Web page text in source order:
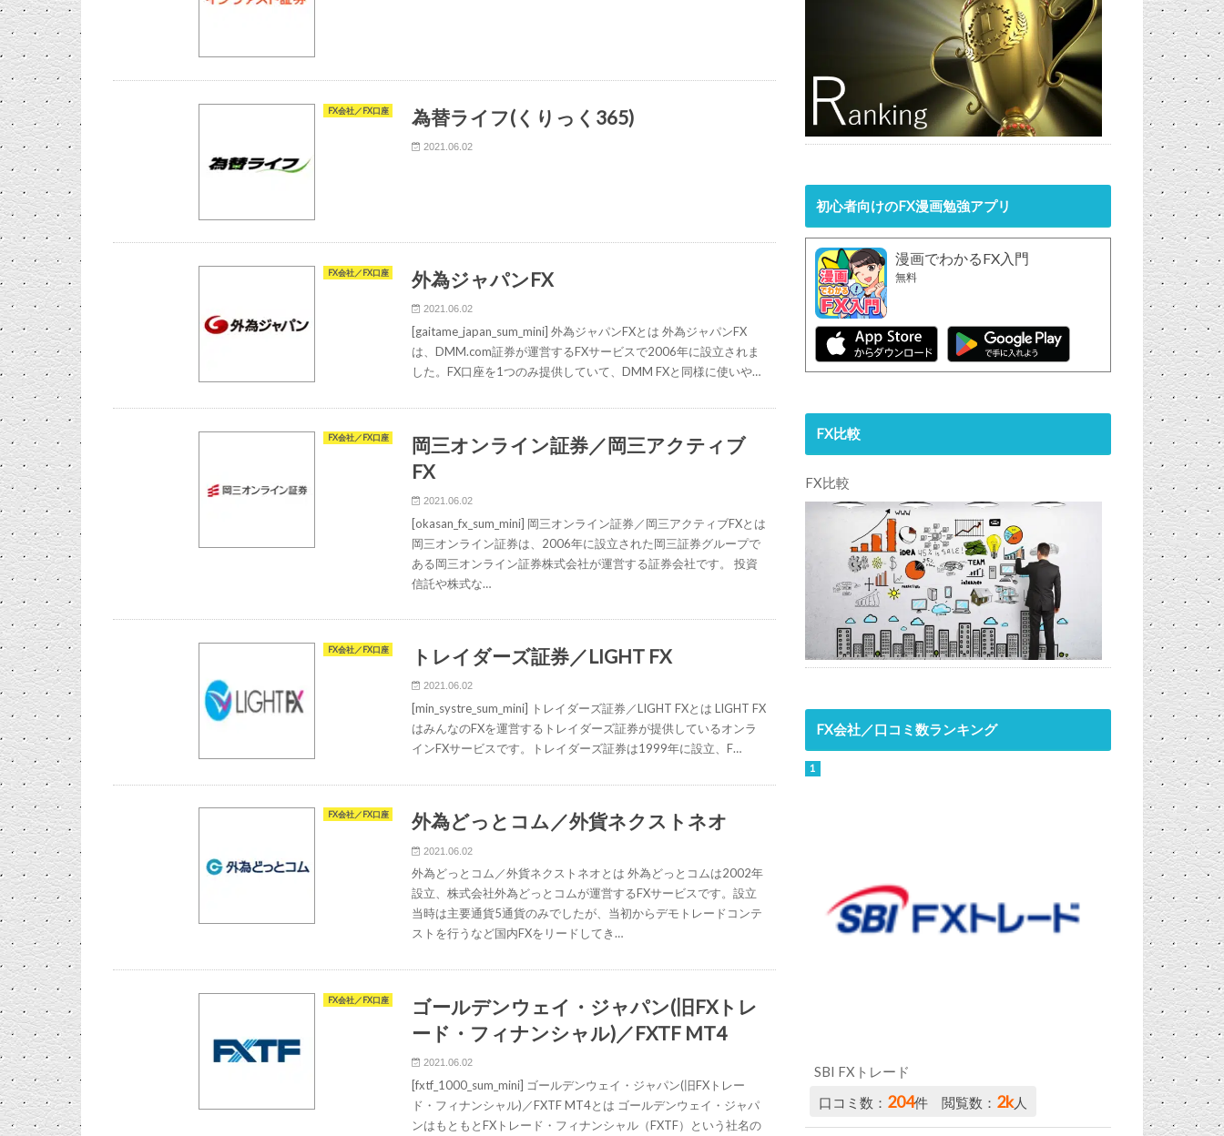
FX会社／FX口座 為替ライフ(くりっく365)
2021.06.02
FX会社／FX口座 外為ジャパンFX
2021.06.02
[gaitame_japan_sum_mini] 外為ジャパンFXとは 外為ジャパンFX
は、DMM.com証券が運営するFXサービスで2006年に設立されま
した。FX口座を1つのみ提供していて、DMM FXと同様に使いや…
FX会社／FX口座
岡三オンライン証券／岡三アクティブ
FX
2021.06.02
[okasan_fx_sum_mini] 岡三オンライン証券／岡三アクティブFXとは
岡三オンライン証券は、2006年に設立された岡三証券グループで
ある岡三オンライン証券株式会社が運営する証券会社です。 投資
信託や株式な…
FX会社／FX口座 トレイダーズ証券／LIGHT FX
2021.06.02
[min_systre_sum_mini] トレイダーズ証券／LIGHT FXとは LIGHT FX
はみんなのFXを運営するトレイダーズ証券が提供しているオンラ
インFXサービスです。トレイダーズ証券は1999年に設立、F…
FX会社／FX口座 外為どっとコム／外貨ネクストネオ
2021.06.02
外為どっとコム／外貨ネクストネオとは 外為どっとコムは2002年
設立、株式会社外為どっとコムが運営するFXサービスです。設立
当時は主要通貨5通貨のみでしたが、当初からデモトレードコンテ
ストを行うなど国内FXをリードしてき…
FX会社／FX口座
ゴールデンウェイ・ジャパン(旧FXトレ
ード・フィナンシャル)／FXTF MT4
2021.06.02
[fxtf_1000_sum_mini] ゴールデンウェイ・ジャパン(旧FXトレー
ド・フィナンシャル)／FXTF MT4とは ゴールデンウェイ・ジャパ
ンはもともとFXトレード・フィナンシャル（FXTF）という社名の
初心者向けのFX漫画勉強アプリ
漫画でわかるFX入門
無料
FX比較
FX比較
FX会社／口コミ数ランキング
SBI FXトレード
口コミ数： 204件 閲覧数： 2k人